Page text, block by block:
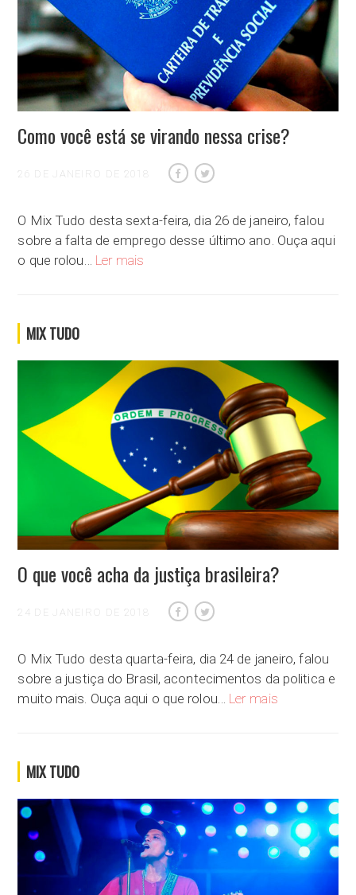
Como você está se virando nessa crise?
26 DE JANEIRO DE 2018
O Mix Tudo desta sexta-feira, dia 26 de janeiro, falou
sobre a falta de emprego desse último ano. Ouça aqui
o que rolou… Ler mais
MIX TUDO
O que você acha da justiça brasileira?
24 DE JANEIRO DE 2018
O Mix Tudo desta quarta-feira, dia 24 de janeiro, falou
sobre a justiça do Brasil, acontecimentos da politica e
muito mais. Ouça aqui o que rolou… Ler mais
MIX TUDO